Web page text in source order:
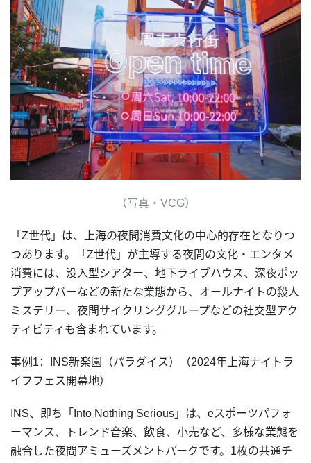
（写真・VCG）
「Z世代」は、上海の夜間消費文化の中心的存在となりつ
つあります。「Z世代」が主導する夜間の文化・エンタメ
消費には、没入型シアター、地下ライブハウス、深夜ポッ
プアップバーなどの新たな業態から、オールナイトの殺人
ミステリー、夜間サイクリンググループなどの社交型アク
ティビティも含まれています。
事例1：INS新楽園（パラダイス）（2024年上海ナイトラ
イフフェス開幕地）
INS、即ち「Into Nothing Serious」は、eスポーツパフォ
ーマンス、トレンド音楽、飲食、小売など、多様な業態を
融合した夜間アミューズメントパークです。1枚の共通チ